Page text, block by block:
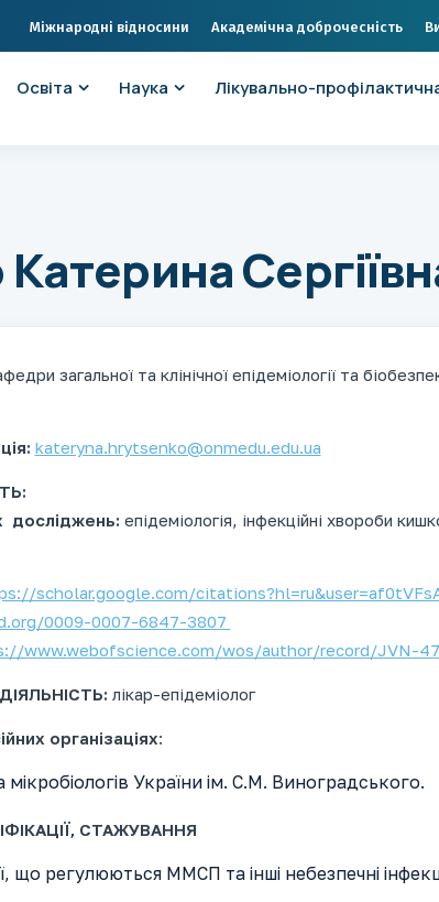
Міжнародні відносини Академічна доброчесність
Освіта Наука
Лікувально-
загальної та клінічної епідеміології та
kateryna.hrytsenko@onmedu.edu.ua
досліджень: епідеміологія, інфекційні хвороби
scholar.google.com/
0009-0007-6847-3807
www.webofscience.com/wos/author/record/JVN-
лікар-епідеміолог
організаціях:
України ім. С.М. Виноградського.
СТАЖУВАННЯ
що регулюються ММСП та інші небезпечні